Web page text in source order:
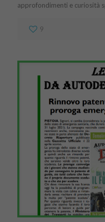
approfondimenti e curiosità
9